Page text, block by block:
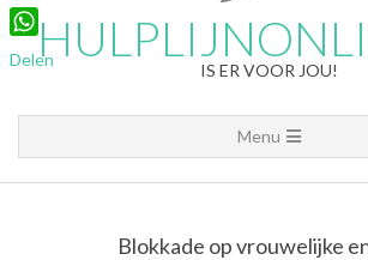
IS ER VOOR JOU!
Navigation
Menu
Menu
Blokkade op vrouwelijke
LinkedIn
WhatsApp
Delen